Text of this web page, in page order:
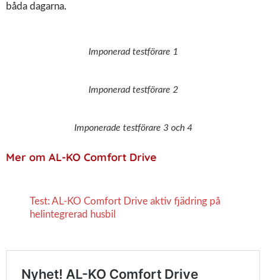
båda dagarna.
Imponerad testförare 1
Imponerad testförare 2
Imponerade testförare 3 och 4
Mer om AL-KO Comfort Drive
Test: AL-KO Comfort Drive aktiv fjädring på
helintegrerad husbil